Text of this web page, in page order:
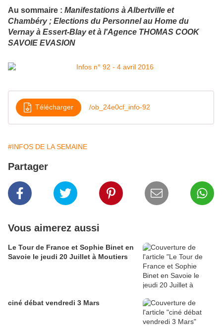
Au sommaire : Manifestations à Albertville et
Chambéry ; Elections du Personnel au Home du
Vernay à Essert-Blay et à l'Agence THOMAS COOK
SAVOIE EVASION
Télécharger /ob_24e0cf_info-92
#INFOS DE LA SEMAINE
Partager
Vous aimerez aussi
Le Tour de France et Sophie Binet en
Savoie le jeudi 20 Juillet à Moutiers
ciné débat vendredi 3 Mars